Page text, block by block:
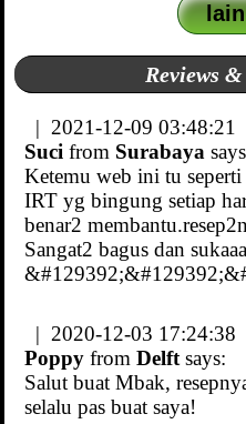
Reviews
| 2021-12-09 03:48:21
Suci from Surabaya
Ketemu web ini tu
IRT yg bingung setiap
benar2
Sangat2 bagus dan sukaaa
| 2020-12-03 17:24:38
Poppy from Delftsays:
Salut buat Mbak,
selalu pas buat saya!